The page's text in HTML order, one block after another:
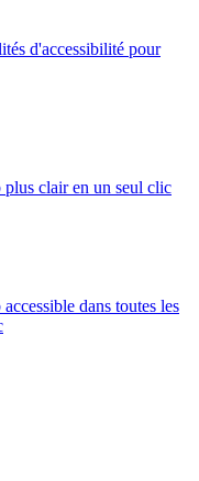
d'accessibilité pour
clair en un seul clic
dans toutes les